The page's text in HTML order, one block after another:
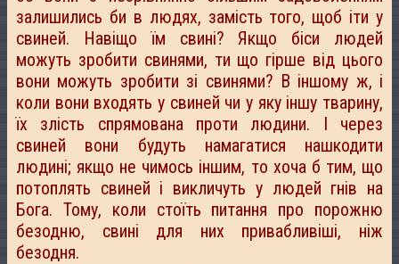
залишились би в людях, замість того, щоб іти у
свиней. Навіщо їм свині? Якщо біси людей
можуть зробити свинями, ти що гірше від цього
вони можуть зробити зі свинями? В іншому ж, і
коли вони входять у свиней чи у яку іншу тварину,
їх злість спрямована проти людини. І через
свиней вони будуть намагатися нашкодити
людині; якщо не чимось іншим, то хоча б тим, що
потоплять свиней і викличуть у людей гнів на
Бога. Тому, коли стоїть питання про порожню
безодню, свині для них привабливіші, ніж
безодня.